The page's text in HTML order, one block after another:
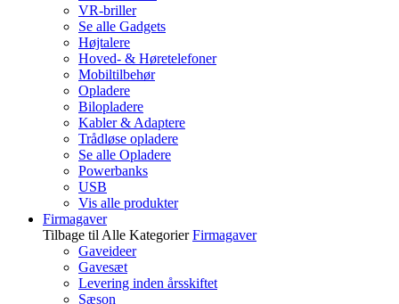
VR-briller
Se alle Gadgets
Højtalere
Hoved- & Høretelefoner
Mobiltilbehør
Opladere
Bilopladere
Kabler & Adaptere
Trådløse opladere
Se alle Opladere
Powerbanks
USB
Vis alle produkter
Firmagaver
Tilbage til Alle Kategorier Firmagaver
Gaveideer
Gavesæt
Levering inden årsskiftet
Sæson